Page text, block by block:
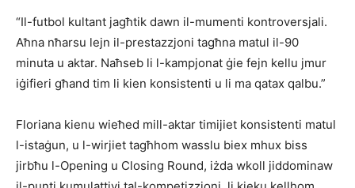
“Il-futbol kultant jagħtik dawn il-mumenti kontroversjali.
Aħna nħarsu lejn il-prestazzjoni tagħna matul il-90
minuta u aktar. Naħseb li l-kampjonat ġie fejn kellu jmur
iġifieri għand tim li kien konsistenti u li ma qatax qalbu.”
Floriana kienu wieħed mill-aktar timijiet konsistenti matul
l-istaġun, u l-wirjiet tagħhom wasslu biex mhux biss
jirbħu l-Opening u Closing Round, iżda wkoll jiddominaw